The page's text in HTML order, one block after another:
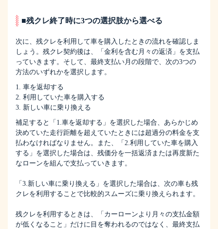
■残クレ終了時に3つの選択肢から選べる
次に、残クレを利用して車を購入したときの流れを確認しま
しょう。残クレ契約後は、「金利を含む月々の返済」を支払
っていきます。そして、最終支払い月の段階で、次の3つの
方法のいずれかを選択します。
1. 車を返却する
2. 利用していた車を購入する
3. 新しい車に乗り換える
補足すると「1.車を返却する」を選択した場合、あらかじめ
決めていた走行距離を超えていたときには超過分の料金を支
払わなければなりません。また、「2.利用していた車を購入
する」を選択した場合は、残価分を一括返済または再度新た
なローンを組んで支払っていきます。
「3.新しい車に乗り換える」を選択した場合は、次の車も残
クレを利用することで比較的スムーズに乗り換えられます。
残クレを利用するときは、「カーローンより月々の支払金額
が低くなること」だけに目を奪われるのではなく、最終支払